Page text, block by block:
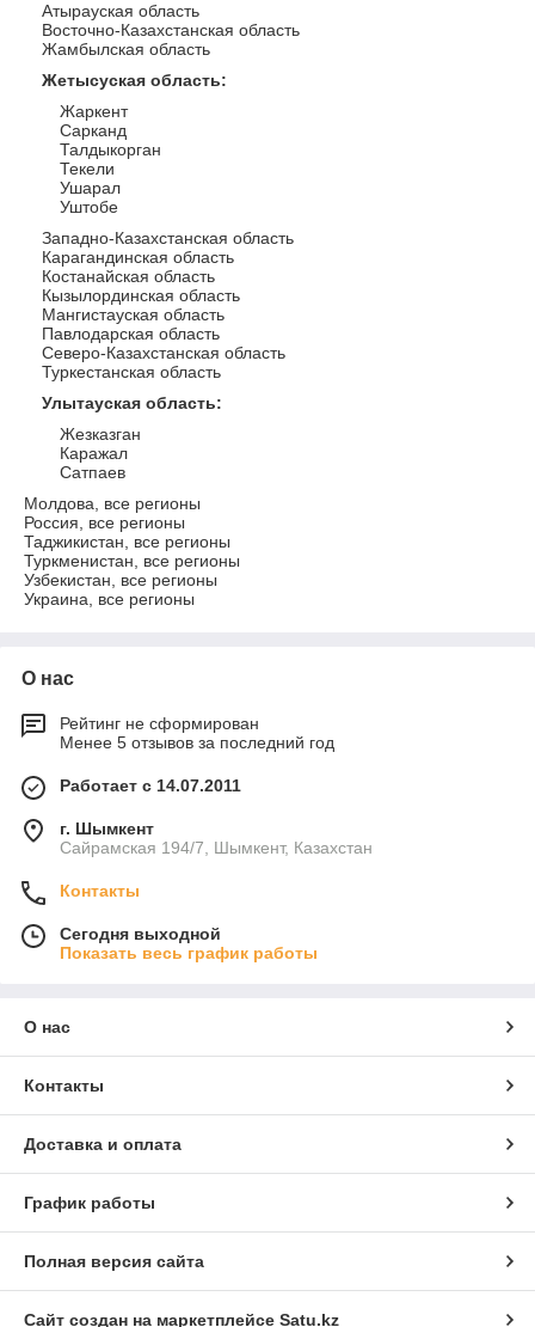
Атырауская область
Восточно-Казахстанская область
Жамбылская область
Жетысуская область:
Жаркент
Сарканд
Талдыкорган
Текели
Ушарал
Уштобе
Западно-Казахстанская область
Карагандинская область
Костанайская область
Кызылординская область
Мангистауская область
Павлодарская область
Северо-Казахстанская область
Туркестанская область
Улытауская область:
Жезказган
Каражал
Сатпаев
Молдова, все регионы
Россия, все регионы
Таджикистан, все регионы
Туркменистан, все регионы
Узбекистан, все регионы
Украина, все регионы
О нас
Рейтинг не сформирован
Менее 5 отзывов за последний год
Работает с 14.07.2011
г. Шымкент
Сайрамская 194/7, Шымкент, Казахстан
Контакты
Сегодня выходной
Показать весь график работы
О нас
Контакты
Доставка и оплата
График работы
Полная версия сайта
Сайт создан на маркетплейсе Satu.kz